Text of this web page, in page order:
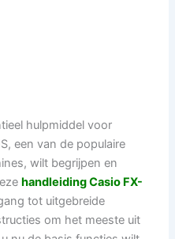
hulpmiddel voor
een van de populaire
wilt begrijpen en
handleiding Casio FX-
tot uitgebreide
om het meeste uit